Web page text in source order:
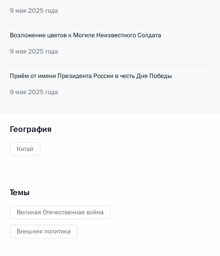
9 мая 2025 года
Возложение цветов к Могиле Неизвестного Солдата
9 мая 2025 года
Приём от имени Президента России в честь Дня Победы
9 мая 2025 года
География
Китай
Темы
Великая Отечественная война
Внешняя политика